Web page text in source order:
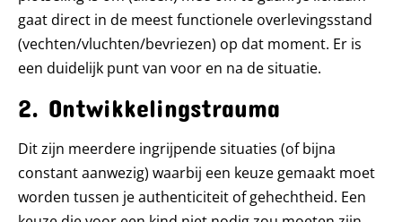
gaat direct in de meest functionele overlevingsstand
(vechten/vluchten/bevriezen) op dat moment. Er is
een duidelijk punt van voor en na de situatie.
2. Ontwikkelingstrauma
Dit zijn meerdere ingrijpende situaties (of bijna
constant aanwezig) waarbij een keuze gemaakt moet
worden tussen je authenticiteit of gehechtheid. Een